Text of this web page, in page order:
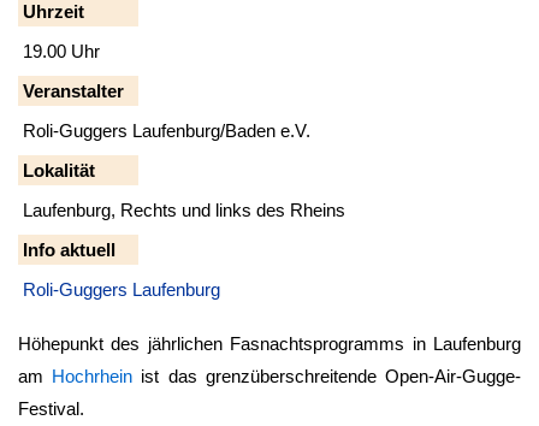
Uhrzeit
19.00 Uhr
Veranstalter
Roli-Guggers Laufenburg/Baden e.V.
Lokalität
Laufenburg, Rechts und links des Rheins
Info aktuell
Roli-Guggers Laufenburg
Höhepunkt des jährlichen Fasnachtsprogramms in Laufenburg
am Hochrhein ist das grenzüberschreitende Open-Air-Gugge-
Festival.